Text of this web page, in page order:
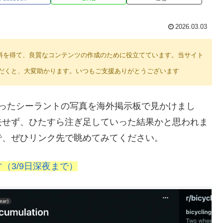
2026.03.03
得て、良質なコンテンツの作成のために役立てています。当サイト
くと、大変助かります。いつもご支援ありがとうございます
たシーラントの写真を海外掲示板で見かけまし
ず、ひたすら注ぎ足していった結果かと思われま
ぜひリンク先で眺めてみてください。
3/9日深夜まで）